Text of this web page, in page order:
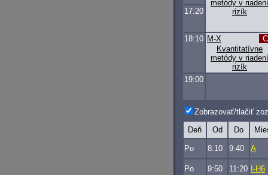
metódy v riadení
rizík
17:20
18:10
Kvantitatívne
metódy v riadení
rizík
M-X C
19:00
Zobrazovať/tlačiť
Deň Od Do
Po 8:10 9:40 A
Po 9:50 11:20 I-H6